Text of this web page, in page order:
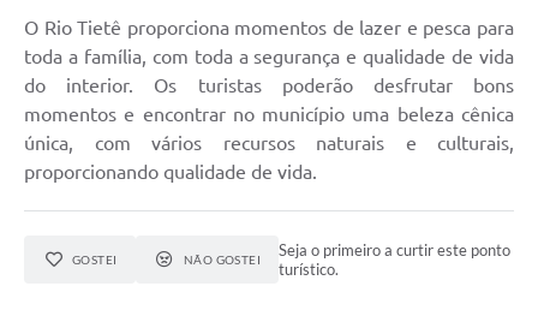
O Rio Tietê proporciona momentos de lazer e pesca para
toda a família, com toda a segurança e qualidade de vida
do interior. Os turistas poderão desfrutar bons
momentos e encontrar no município uma beleza cênica
única, com vários recursos naturais e culturais,
proporcionando qualidade de vida.
GOSTEI NÃO GOSTEI
Seja o primeiro a curtir este ponto
turístico.